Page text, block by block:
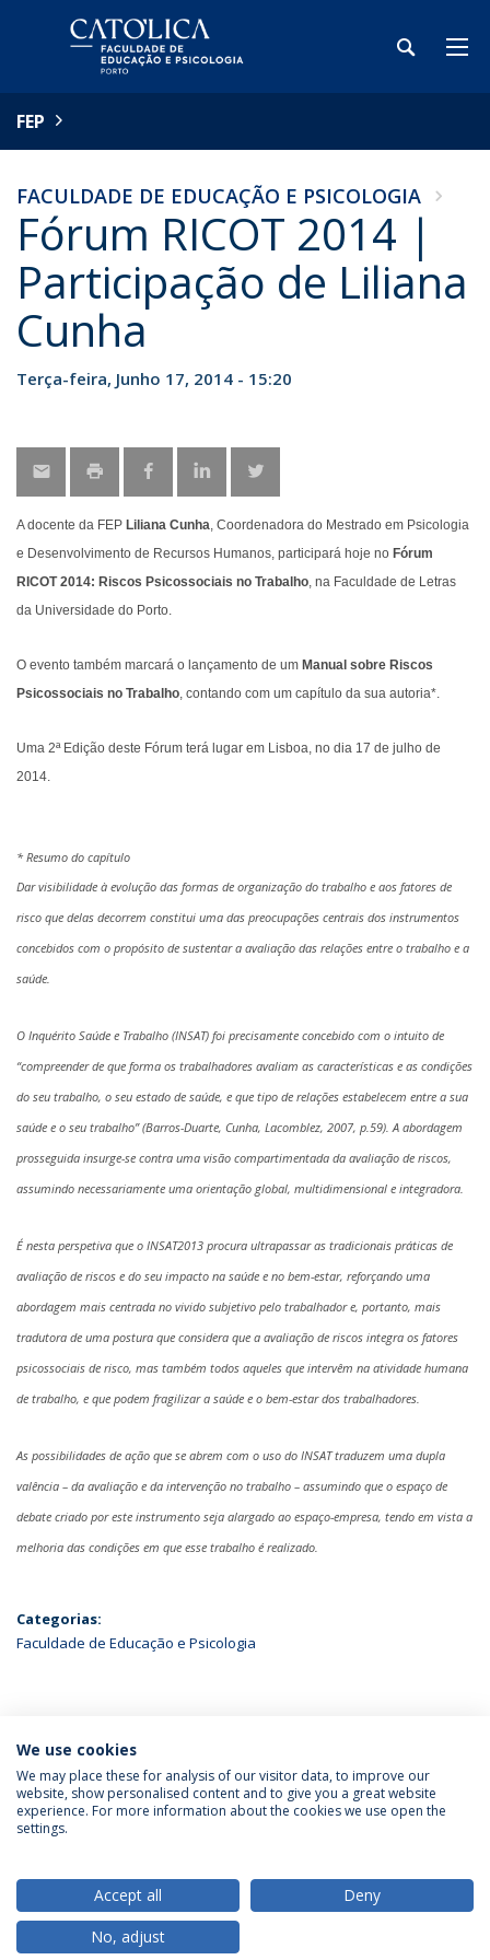
FEP
FACULDADE DE EDUCAÇÃO E PSICOLOGIA
Fórum RICOT 2014 |
Participação de Liliana
Cunha
Terça-feira, Junho 17, 2014 - 15:20
A docente da FEP Liliana Cunha, Coordenadora do Mestrado em Psicologia
e Desenvolvimento de Recursos Humanos, participará hoje no Fórum
RICOT 2014: Riscos Psicossociais no Trabalho, na Faculdade de Letras
da Universidade do Porto.
O evento também marcará o lançamento de um Manual sobre Riscos
Psicossociais no Trabalho, contando com um capítulo da sua autoria*.
Uma 2ª Edição deste Fórum terá lugar em Lisboa, no dia 17 de julho de
2014.
* Resumo do capítulo
Dar visibilidade à evolução das formas de organização do trabalho e aos fatores de
risco que delas decorrem constitui uma das preocupações centrais dos instrumentos
concebidos com o propósito de sustentar a avaliação das relações entre o trabalho e a
saúde.
O Inquérito Saúde e Trabalho (INSAT) foi precisamente concebido com o intuito de
“compreender de que forma os trabalhadores avaliam as características e as condições
do seu trabalho, o seu estado de saúde, e que tipo de relações estabelecem entre a sua
saúde e o seu trabalho” (Barros-Duarte, Cunha, Lacomblez, 2007, p.59). A abordagem
prosseguida insurge-se contra uma visão compartimentada da avaliação de riscos,
assumindo necessariamente uma orientação global, multidimensional e integradora.
É nesta perspetiva que o INSAT2013 procura ultrapassar as tradicionais práticas de
avaliação de riscos e do seu impacto na saúde e no bem-estar, reforçando uma
abordagem mais centrada no vivido subjetivo pelo trabalhador e, portanto, mais
tradutora de uma postura que considera que a avaliação de riscos integra os fatores
psicossociais de risco, mas também todos aqueles que intervêm na atividade humana
de trabalho, e que podem fragilizar a saúde e o bem-estar dos trabalhadores.
As possibilidades de ação que se abrem com o uso do INSAT traduzem uma dupla
valência – da avaliação e da intervenção no trabalho – assumindo que o espaço de
debate criado por este instrumento seja alargado ao espaço-empresa, tendo em vista a
melhoria das condições em que esse trabalho é realizado.
Categorias:
Faculdade de Educação e Psicologia
ÚLTIMAS NOTÍCIAS
Política de Privacidade
Termos & Condições
© 2026 Universidade Católica Portuguesa
We use cookies
We may place these for analysis of our visitor data, to improve our
website, show personalised content and to give you a great website
experience. For more information about the cookies we use open the
settings.
Accept all
Deny
No, adjust